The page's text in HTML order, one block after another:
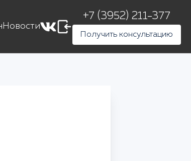
Новости
+7 (3952) 211-377
Получить консультацию